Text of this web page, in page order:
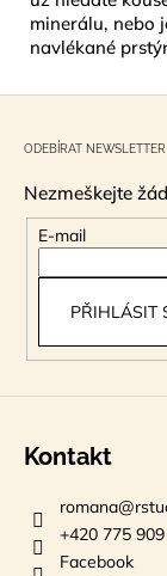
minerálu, nebo
navlékané
ODEBÍRAT NEWSLETTER
Nezmeškejte
E-mail
PŘIHLÁSIT
Kontakt
romana@
+420 775
Facebook